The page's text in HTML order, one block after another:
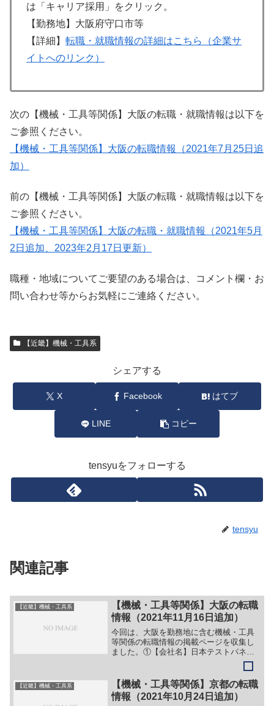
は「キャリア採用」をクリック。
【勤務地】大阪府守口市等
【詳細】 転職・就職情報の詳細はこちら（企業サ
イトへのリンク）
次の【機械・工具等関係】大阪の転職・就職情報は以下を
ご参照ください。
【機械・工具等関係】大阪の転職情報（2021年7月25日追
加）
前の【機械・工具等関係】大阪の転職・就職情報は以下を
ご参照ください。
【機械・工具等関係】大阪の転職・就職情報（2021年5月
2日追加、2023年2月17日更新）
職種・地域についてご要望のある場合は、コメント欄・お
問い合わせ等からお気軽にご連絡ください。
【近畿】機械・工具系
シェアする
X Facebook はてブ
LINE コピー
tensyuをフォローする
tensyu
関連記事
【近畿】機械・工具系
【機械・工具等関係】大阪の転職
情報（2021年11月16日追加）
今回は、大阪を勤務地に含む機械・工具
等関係の転職情報の掲載ページを収集し
ました。①【会社名】日本テストパネル
株式会社【職務】（１）営業スタッフ
（２）生産スタッフ【勤務地】大阪市旭
区森小路2−2−31等【詳細】転職・就職情
報の詳細はこちら②【...
【近畿】機械・工具系
【機械・工具等関係】京都の転職
情報（2021年10月24日追加）